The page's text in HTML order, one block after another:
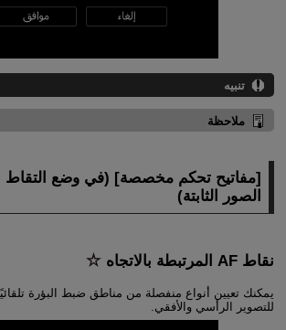
تنبيه
ملاحظة
[مفاتيح تحكم مخصصة] (في وضع التقاط
الصور الثابتة)
نقاط AF المرتبطة بالاتجاه
للتصوير الرأسي والأفقي.